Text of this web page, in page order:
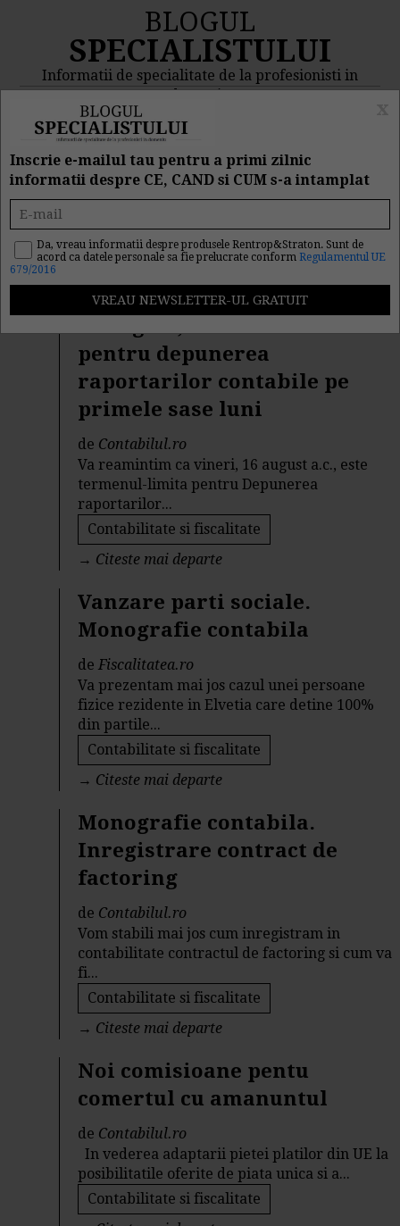
BLOGUL
SPECIALISTULUI
Informatii de specialitate de la profesionisti in
domeniu
MENIU
Rezultat cautare "banca"
Cautarea facuta dupa cuvantul/sirul de cuvinte "banca" a
returnat 588 articole.
pentru depunerea
raportarilor contabile pe
primele sase luni
de Contabilul.ro
Va reamintim ca vineri, 16 august a.c., este
termenul-limita pentru Depunerea
raportarilor...
Contabilitate si fiscalitate
→ Citeste mai departe
Vanzare parti sociale.
Monografie contabila
deFiscalitatea.ro
Va prezentam mai jos cazul unei persoane
fizice rezidente in Elvetia care detine 100%
din partile...
Contabilitate si fiscalitate
→ Citeste mai departe
Monografie contabila.
Inregistrare contract de
factoring
de Contabilul.ro
Vom stabili mai jos cum inregistram in
contabilitate contractul de factoring si cum va
fi...
Contabilitate si fiscalitate
→ Citeste mai departe
Noi comisioane pentu
comertul cu amanuntul
de Contabilul.ro
In vederea adaptarii pietei platilor din UE la
posibilitatile oferite de piata unica si a...
Contabilitate si fiscalitate
Inscrie e-mailul tau pentru a primi zilnic
informatii despre CE, CAND si CUM s-a intamplat
Da, vreau informatii despre produsele Rentrop&Straton. Sunt de
acord ca datele personale sa fie prelucrate conform Regulamentul UE
679/2016